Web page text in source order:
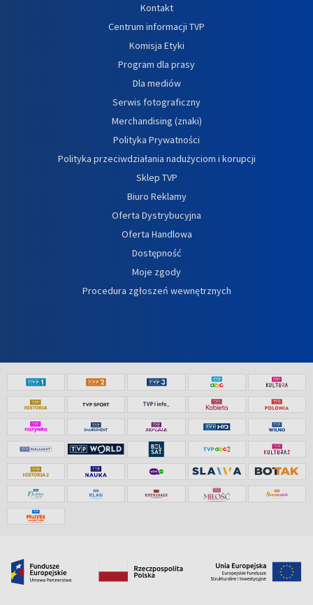
Kontakt
Centrum informacji TVP
Komisja Etyki
Program dla prasy
Dla mediów
Serwis fotograficzny
Merchandising (znaki)
Polityka Prywatności
Polityka przeciwdziałania nadużyciom i korupcji
Sklep TVP
Biuro Reklamy
Oferta Dystrybucyjna
Oferta Handlowa
Dostępność
Moje zgody
Procedura zgłoszeń wewnętrznych